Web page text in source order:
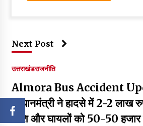
Next Post
उत्तराखंडराजनीति
Almora Bus Accident
प्रधानमंत्री ने हादसे में 2-2 लाख
राशि और घायलों को 50-50 हजार